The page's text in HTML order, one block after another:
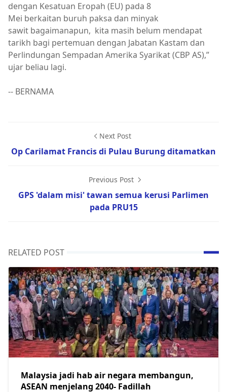
dengan Kesatuan Eropah (EU) pada 8
Mei berkaitan buruh paksa dan minyak
sawit bagaimanapun, kita masih belum mendapat
tarikh bagi pertemuan dengan Jabatan Kastam dan
Perlindungan Sempadan Amerika Syarikat (CBP AS),”
ujar beliau lagi.
-- BERNAMA
Next Post
Op Carilamat Francis di Pulau Burung ditamatkan
Previous Post
GPS 'dalam misi' tawan semua kerusi Parlimen
pada PRU15
RELATED POST
Malaysia jadi hab air negara membangun,
ASEAN menjelang 2040- Fadillah